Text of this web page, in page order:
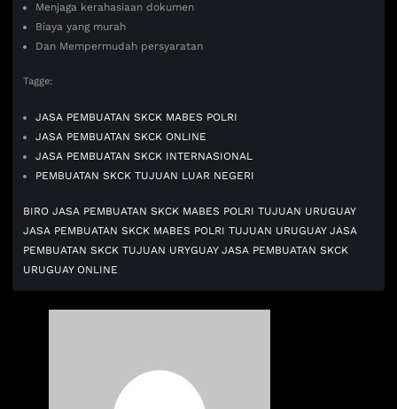
Menjaga kerahasiaan dokumen
Biaya yang murah
Dan Mempermudah persyaratan
Tagge:
JASA PEMBUATAN SKCK MABES POLRI
JASA PEMBUATAN SKCK ONLINE
JASA PEMBUATAN SKCK INTERNASIONAL
PEMBUATAN SKCK TUJUAN LUAR NEGERI
BIRO JASA PEMBUATAN SKCK MABES POLRI TUJUAN URUGUAY
JASA PEMBUATAN SKCK MABES POLRI TUJUAN URUGUAY JASA
PEMBUATAN SKCK TUJUAN URYGUAY JASA PEMBUATAN SKCK
URUGUAY ONLINE